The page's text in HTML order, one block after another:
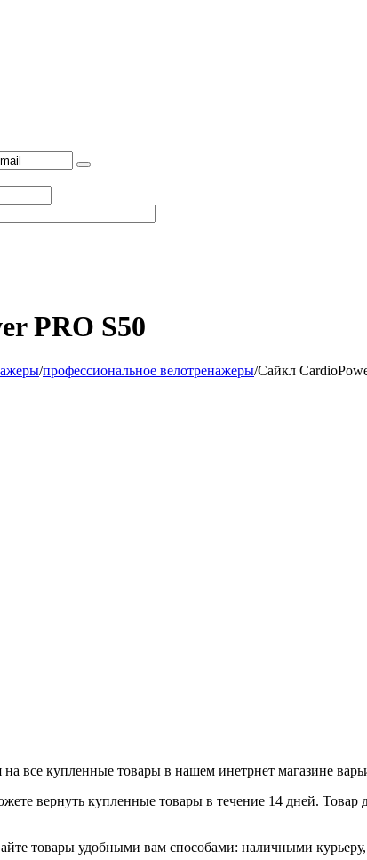
PRO S50
/профессиональное велотренажеры/Сайкл
на все купленные товары в нашем инетрнет магазине
вернуть купленные товары в течение 14 дней. Товар
товары удобными вам способами: наличными